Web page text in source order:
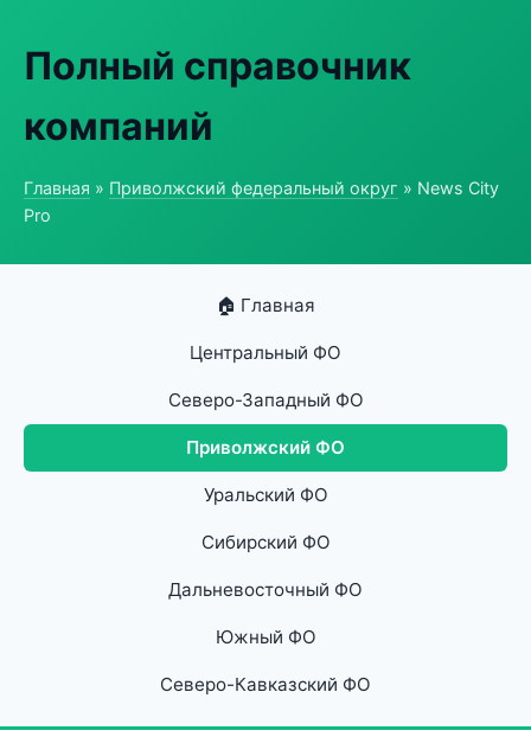
Полный справочник
компаний
Главная » Приволжский федеральный округ » News City
Pro
🏠 Главная
Центральный ФО
Северо-Западный ФО
Приволжский ФО
Уральский ФО
Сибирский ФО
Дальневосточный ФО
Южный ФО
Северо-Кавказский ФО